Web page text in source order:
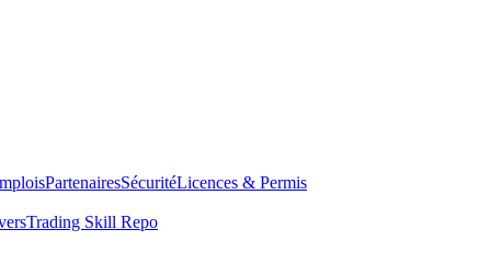
PartenairesSécuritéLicences & Permis
Trading Skill Repo